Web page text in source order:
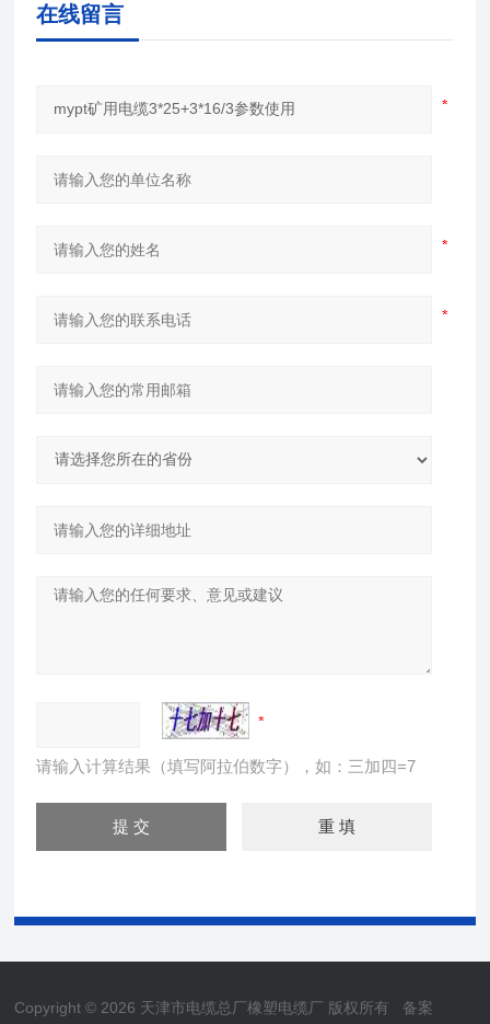
在线留言
请输入计算结果（填写阿拉伯数字），如：三加四=7
Copyright © 2026 天津市电缆总厂橡塑电缆厂 版权所有 备案